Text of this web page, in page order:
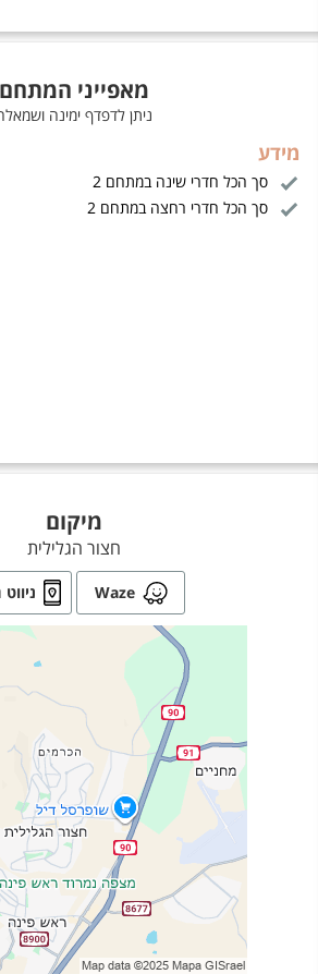
מאפייני המתחם
ניתן לדפדף ימינה
מידע
סך הכל חדרי שינה במתחם 2
סך הכל חדרי רחצה במתחם 2
מיקום
חצור הגלילית
Waze